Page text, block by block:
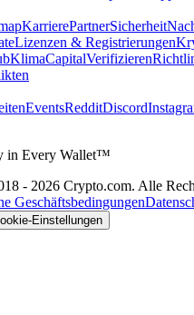
KarrierePartnerSicherheit
Lizenzen & Registrierungen
KlimaCapitalVerifizieren
EventsRedditDiscord
in Every Wallet™
- 2026 Crypto.com. Alle
Geschäftsbedingungen
Einstellungen